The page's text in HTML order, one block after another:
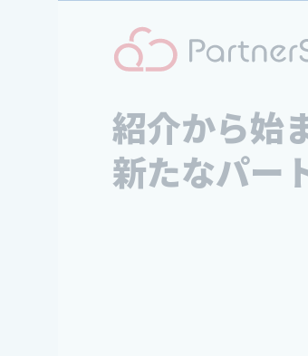
紹介から始
新たなパー